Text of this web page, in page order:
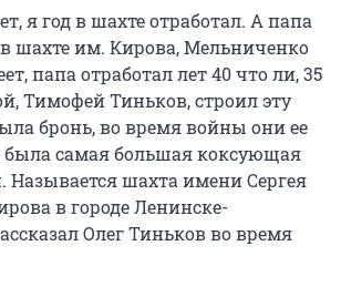
я год в шахте отработал. А папа
шахте им. Кирова, Мельниченко
папа отработал лет 40 что ли, 35
Тимофей Тиньков, строил эту
бронь, во время войны они ее
была самая большая коксующая
Называется шахта имени Сергея
в городе Ленинске-
Олег Тиньков во время